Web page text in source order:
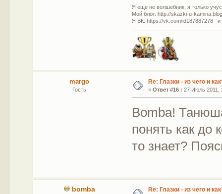
Я еще не волшебник, я только
Мой блог: http://skazki-u-
Я ВК: https://vk.com/id187887278 и
margo
Гость
Re: Глазки - из чего и
« Ответ #16 : 27 Июль 2011,
Bomba!
понять как до
то знает?
bomba Re: Глазки - из чего и